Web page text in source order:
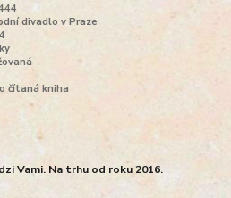
divadlo v Praze
čítaná kniha
Vami. Na trhu od roku 2016.